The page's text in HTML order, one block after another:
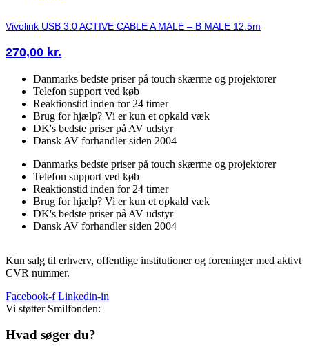
Vivolink USB 3.0 ACTIVE CABLE A MALE – B MALE 12.5m
270,00 kr.
Danmarks bedste priser på touch skærme og projektorer
Telefon support ved køb
Reaktionstid inden for 24 timer
Brug for hjælp? Vi er kun et opkald væk
DK's bedste priser på AV udstyr
Dansk AV forhandler siden 2004
Danmarks bedste priser på touch skærme og projektorer
Telefon support ved køb
Reaktionstid inden for 24 timer
Brug for hjælp? Vi er kun et opkald væk
DK's bedste priser på AV udstyr
Dansk AV forhandler siden 2004
Kun salg til erhverv, offentlige institutioner og foreninger med aktivt
CVR nummer.
Facebook-f Linkedin-in
Vi støtter Smilfonden:
Hvad søger du?